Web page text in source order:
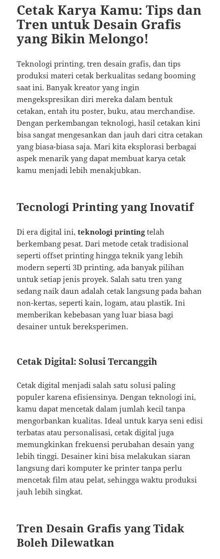
Cetak Karya Kamu: Tips dan
Tren untuk Desain Grafis
yang Bikin Melongo!
Teknologi printing, tren desain grafis, dan tips
produksi materi cetak berkualitas sedang booming
saat ini. Banyak kreator yang ingin
mengekspresikan diri mereka dalam bentuk
cetakan, entah itu poster, buku, atau merchandise.
Dengan perkembangan teknologi, hasil cetakan kini
bisa sangat mengesankan dan jauh dari citra cetakan
yang biasa-biasa saja. Mari kita eksplorasi berbagai
aspek menarik yang dapat membuat karya cetak
kamu menjadi lebih menakjubkan.
Tecnologi Printing yang Inovatif
Di era digital ini,teknologi printingtelah
berkembang pesat. Dari metode cetak tradisional
seperti offset printing hingga teknik yang lebih
modern seperti 3D printing, ada banyak pilihan
untuk setiap jenis proyek. Salah satu tren yang
sedang naik daun adalah cetak langsung pada bahan
non-kertas, seperti kain, logam, atau plastik. Ini
memberikan kebebasan yang luar biasa bagi
desainer untuk bereksperimen.
Cetak Digital: Solusi Tercanggih
Cetak digital menjadi salah satu solusi paling
populer karena efisiensinya. Dengan teknologi ini,
kamu dapat mencetak dalam jumlah kecil tanpa
mengorbankan kualitas. Ideal untuk karya seni edisi
terbatas atau personalisasi, cetak digital juga
memungkinkan frekuensi perubahan desain yang
lebih tinggi. Desainer kini bisa melakukan siaran
langsung dari komputer ke printer tanpa perlu
mencetak film atau pelat, sehingga waktu produksi
jauh lebih singkat.
Tren Desain Grafis yang Tidak
Boleh Dilewatkan